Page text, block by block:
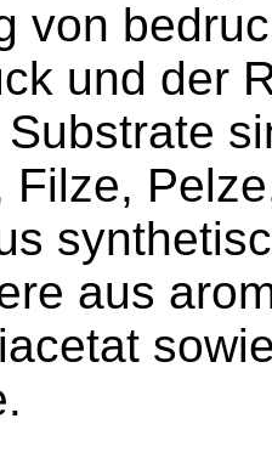
von
und der
Filze,
aus